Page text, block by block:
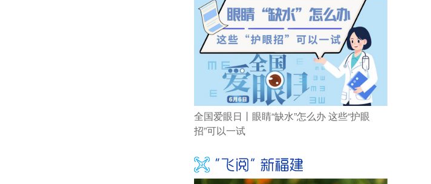
全国爱眼日丨眼睛“缺水”怎么办 这些“护眼
招”可以一试